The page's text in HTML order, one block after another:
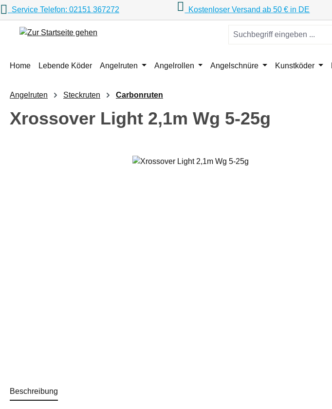
Hauptinhalt springen
Zur Suche springen
Zur Hauptnavigation springen
Service Telefon: 02151 367272 Kostenloser Versand ab 50 € in DE
Home Lebende Köder Angelruten Angelrollen Angelschnüre Kunstköder
Angelruten Steckruten Carbonruten
Xrossover Light 2,1m Wg 5-25g
Beschreibung